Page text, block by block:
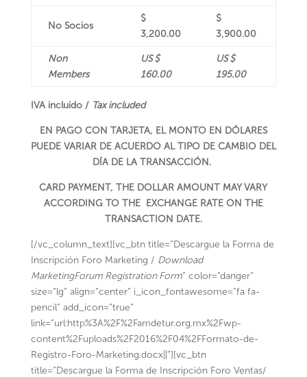
No Socios
$
3,200.00
$
3,900.00
Non
Members
US $
160.00
US $
195.00
IVA incluido / Tax included
EN PAGO CON TARJETA, EL MONTO EN DÓLARES
PUEDE VARIAR DE ACUERDO AL TIPO DE CAMBIO DEL
DÍA DE LA TRANSACCIÓN.
CARD PAYMENT, THE DOLLAR AMOUNT MAY VARY
ACCORDING TO THE EXCHANGE RATE ON THE
TRANSACTION DATE.
[/vc_column_text][vc_btn title=”Descargue la Forma de
Inscripción Foro Marketing / Download
MarketingForum Registration Form” color=”danger”
size=”lg” align=”center” i_icon_fontawesome=”fa fa-
pencil” add_icon=”true”
link=”url:http%3A%2F%2Famdetur.org.mx%2Fwp-
content%2Fuploads%2F2016%2F04%2FFormato-de-
Registro-Foro-Marketing.docx||”][vc_btn
title=”Descargue la Forma de Inscripción Foro Ventas/